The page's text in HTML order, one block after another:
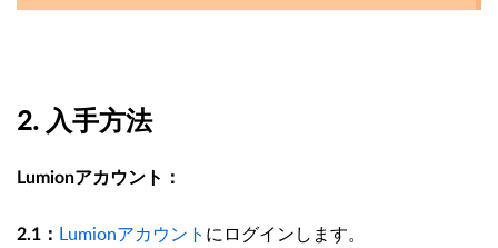
2. 入手方法
Lumionアカウント：
2.1： Lumionアカウント にログインします。